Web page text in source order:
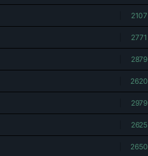
2107
2771
2879
2620
2979
2625
2650